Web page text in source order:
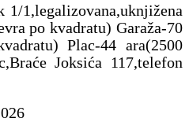
1,legalizovana,uknjižena
po kvadratu) Garaža-70
Plac-44 ara(2500
Joksića 117,telefon